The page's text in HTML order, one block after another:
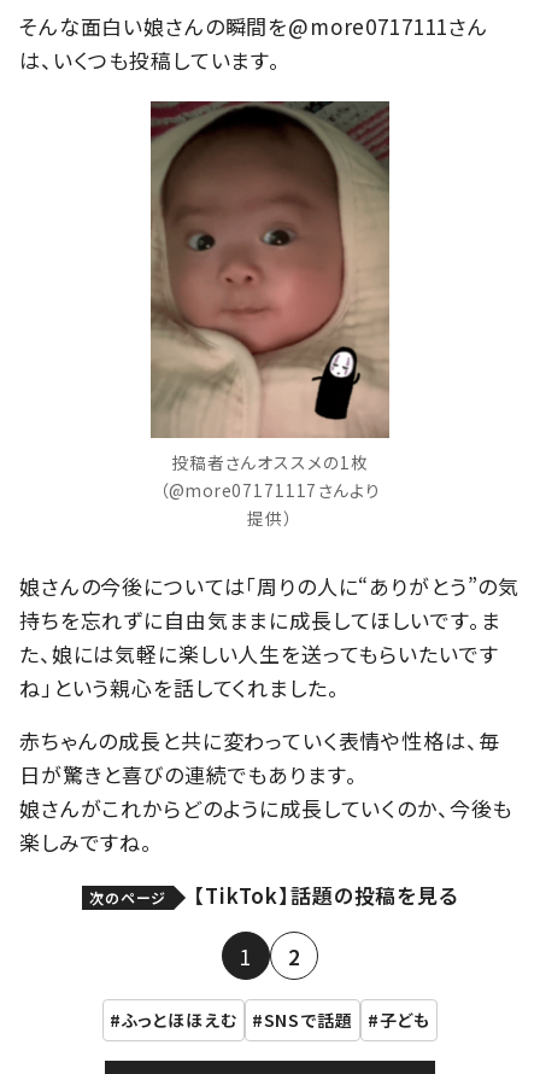
そんな面白い娘さんの瞬間を@more0717111さん
は、いくつも投稿しています。
投稿者さんオススメの1枚
（@more07171117さんより
提供）
娘さんの今後については「周りの人に“ありがとう”の気
持ちを忘れずに自由気ままに成長してほしいです。ま
た、娘には気軽に楽しい人生を送ってもらいたいです
ね」という親心を話してくれました。
赤ちゃんの成長と共に変わっていく表情や性格は、毎
日が驚きと喜びの連続でもあります。
娘さんがこれからどのように成長していくのか、今後も
楽しみですね。
次のページ 【TikTok】話題の投稿を見る
1 2
ふっとほほえむ SNSで話題 子ども